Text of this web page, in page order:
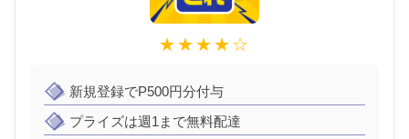
★★★★☆
新規登録でP500円分付与
プライズは週1まで無料配達